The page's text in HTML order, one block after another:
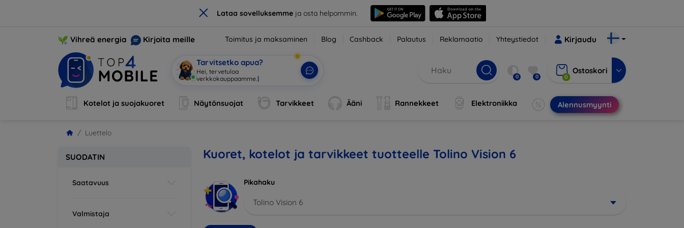
× Lataa sovelluksemmeja osta helpommin.
Vihreä energia Kirjoita meille Toimitus ja maksaminen Blog Cashback Palautus Reklamaatio Yhteystiedot Kirjaudu
Tarvitsetko apua?
Hei, tervetuloa verkkokaupp 0 0 0
Ostoskori
Kotelot ja suojakuoret Näytönsuojat Tarvikkeet Ääni Rannekkeet Elektroniikka Alennusmyynti
Luettelo
SUODATIN
Saatavuus
Valmistaja
Kuoret, kotelot ja tarvikkeet tuotteelle Tolino Vision 6
Pikahaku
Tolino Vision 6